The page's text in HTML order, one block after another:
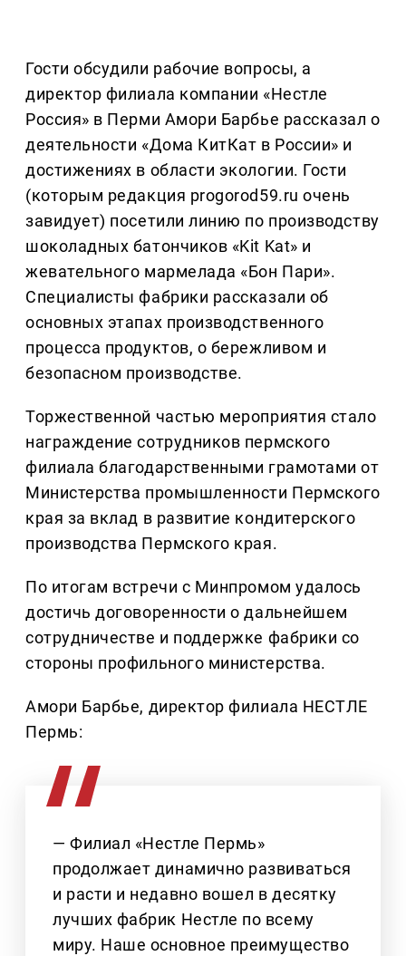
Гости обсудили рабочие вопросы, а
директор филиала компании «Нестле
Россия» в Перми Амори Барбье рассказал о
деятельности «Дома КитКат в России» и
достижениях в области экологии. Гости
(которым редакция progorod59.ru очень
завидует) посетили линию по производству
шоколадных батончиков «Kit Kat» и
жевательного мармелада «Бон Пари».
Специалисты фабрики рассказали об
основных этапах производственного
процесса продуктов, о бережливом и
безопасном производстве.
Торжественной частью мероприятия стало
награждение сотрудников пермского
филиала благодарственными грамотами от
Министерства промышленности Пермского
края за вклад в развитие кондитерского
производства Пермского края.
По итогам встречи с Минпромом удалось
достичь договоренности о дальнейшем
сотрудничестве и поддержке фабрики со
стороны профильного министерства.
Амори Барбье, директор филиала НЕСТЛЕ
Пермь:
— Филиал «Нестле Пермь»
продолжает динамично развиваться
и расти и недавно вошел в десятку
лучших фабрик Нестле по всему
миру. Наше основное преимущество